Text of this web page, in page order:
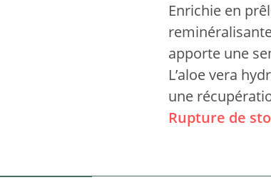
Enrichie en
apporte une
L’aloe vera
une
Rupture de